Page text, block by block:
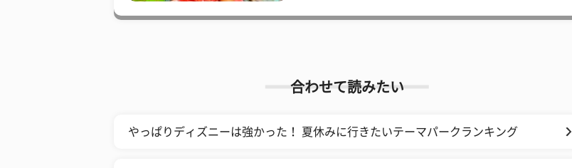
合わせて読みたい
やっぱりディズニーは強かった！ 夏休みに行きたいテーマパークランキング